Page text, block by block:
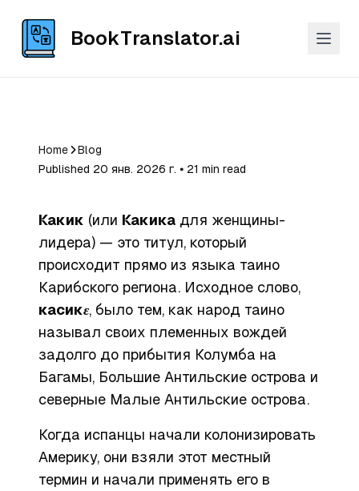
BookTranslator.ai
Home
Blog
Published 20 янв. 2026 г. ⦁ 21 min read
Какик (или Какика для женщины-
лидера) — это титул, который
происходит прямо из языка таино
Карибского региона. Исходное слово,
касикɛ, было тем, как народ таино
называл своих племенных вождей
задолго до прибытия Колумба на
Багамы, Большие Антильские острова и
северные Малые Антильские острова.
Когда испанцы начали колонизировать
Америку, они взяли этот местный
термин и начали применять его в